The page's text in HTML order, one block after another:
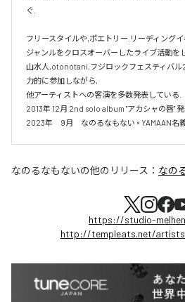
ぐ.
フリースタイルや,ポエトリー.リーディング
ジャンルをクロスオーバーしたライブ活動を
山水人,otonotani,フジロックフェスティバ
力的に参加しながら,
他アーティストへの客演を多数発表している.
2013年 12月 2nd solo album "アカシャの唇"
2023年　9月　なのるなもない × YAMAAN名
なのるなもないの他のリリース： なの
https://studio-
http://templeats.net/